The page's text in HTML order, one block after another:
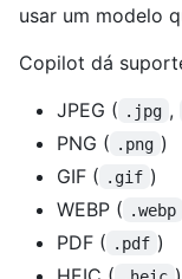
usar um modelo
Copilot dá
JPEG ( .jpg ,
PNG ( .png )
GIF ( .gif )
WEBP ( .webp
PDF ( .pdf )